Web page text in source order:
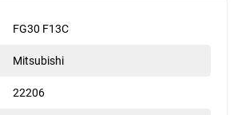
FG30 F13C
Mitsubishi
22206